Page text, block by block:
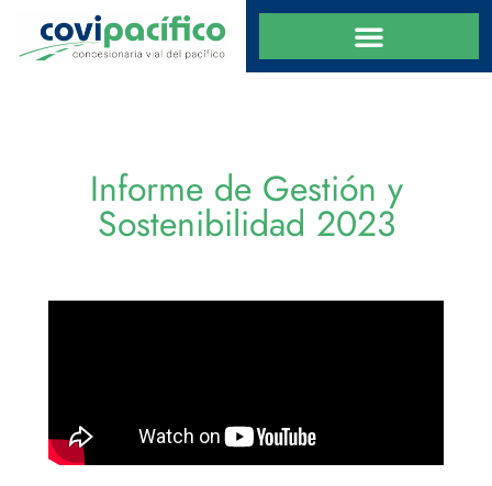
Informe de Gestión y
Sostenibilidad 2023